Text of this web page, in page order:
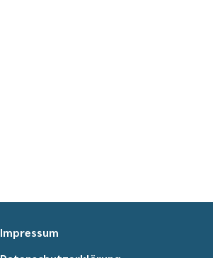
Impressum